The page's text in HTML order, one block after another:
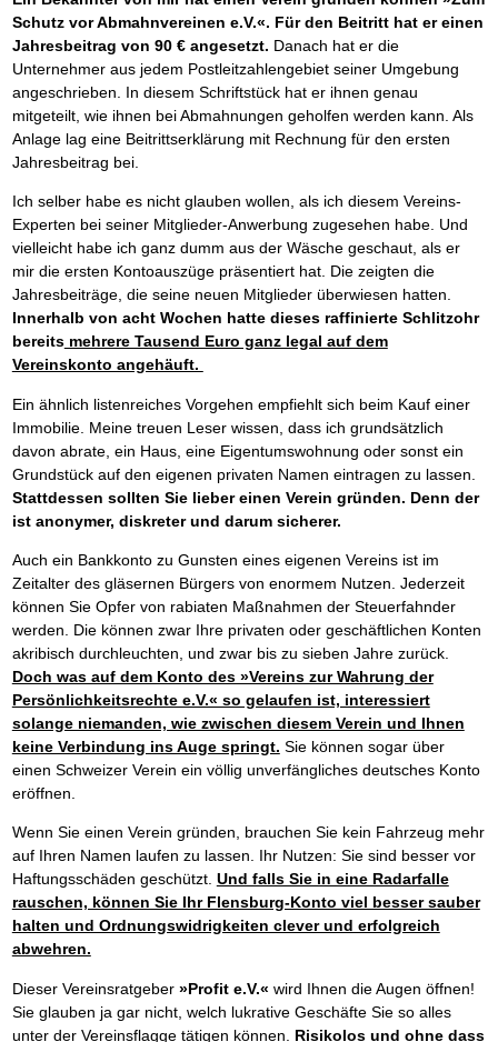
Schutz vor Abmahnvereinen e.V.«. Für den Beitritt hat er einen
Jahresbeitrag von 90 € angesetzt. Danach hat er die
Unternehmer aus jedem Postleitzahlengebiet seiner Umgebung
angeschrieben. In diesem Schriftstück hat er ihnen genau
mitgeteilt, wie ihnen bei Abmahnungen geholfen werden kann. Als
Anlage lag eine Beitrittserklärung mit Rechnung für den ersten
Jahresbeitrag bei.
Ich selber habe es nicht glauben wollen, als ich diesem Vereins-
Experten bei seiner Mitglieder-Anwerbung zugesehen habe. Und
vielleicht habe ich ganz dumm aus der Wäsche geschaut, als er
mir die ersten Kontoauszüge präsentiert hat. Die zeigten die
Jahresbeiträge, die seine neuen Mitglieder überwiesen hatten.
Innerhalb von acht Wochen hatte dieses raffinierte Schlitzohr
bereitsmehrere Tausend Euro ganz legal auf dem
Vereinskonto angehäuft.
Ein ähnlich listenreiches Vorgehen empfiehlt sich beim Kauf einer
Immobilie. Meine treuen Leser wissen, dass ich grundsätzlich
davon abrate, ein Haus, eine Eigentumswohnung oder sonst ein
Grundstück auf den eigenen privaten Namen eintragen zu lassen.
Stattdessen sollten Sie lieber einen Verein gründen. Denn der
ist anonymer, diskreter und darum sicherer.
Auch ein Bankkonto zu Gunsten eines eigenen Vereins ist im
Zeitalter des gläsernen Bürgers von enormem Nutzen. Jederzeit
können Sie Opfer von rabiaten Maßnahmen der Steuerfahnder
werden. Die können zwar Ihre privaten oder geschäftlichen Konten
akribisch durchleuchten, und zwar bis zu sieben Jahre zurück.
Doch was auf dem Konto des »Vereins zur Wahrung der
Persönlichkeitsrechte e.V.« so gelaufen ist, interessiert
solange niemanden, wie zwischen diesem Verein und Ihnen
keine Verbindung ins Auge springt. Sie können sogar über
einen Schweizer Verein ein völlig unverfängliches deutsches Konto
eröffnen.
Wenn Sie einen Verein gründen, brauchen Sie kein Fahrzeug mehr
auf Ihren Namen laufen zu lassen. Ihr Nutzen: Sie sind besser vor
Haftungsschäden geschützt. Und falls Sie in eine Radarfalle
rauschen, können Sie Ihr Flensburg-Konto viel besser sauber
halten und Ordnungswidrigkeiten clever und erfolgreich
abwehren.
Dieser Vereinsratgeber »Profit e.V.« wird Ihnen die Augen öffnen!
Sie glauben ja gar nicht, welch lukrative Geschäfte Sie so alles
unter der Vereinsflagge tätigen können. Risikolos und ohne dass